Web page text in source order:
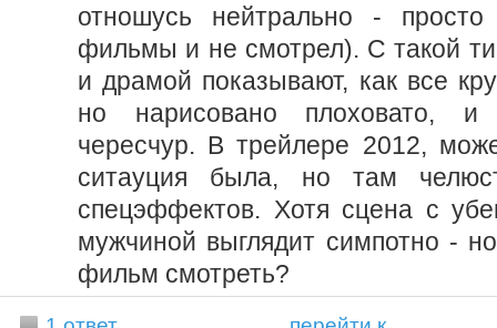
отношусь нейтрально -
фильмы и не смотрел). С такой
и драмой показывают, как все
но нарисовано плоховато, и
чересчур. В трейлере 2012,
ситауция была, но там
спецэффектов. Хотя сцена с
мужчиной выглядит симпотно -
фильм смотреть?